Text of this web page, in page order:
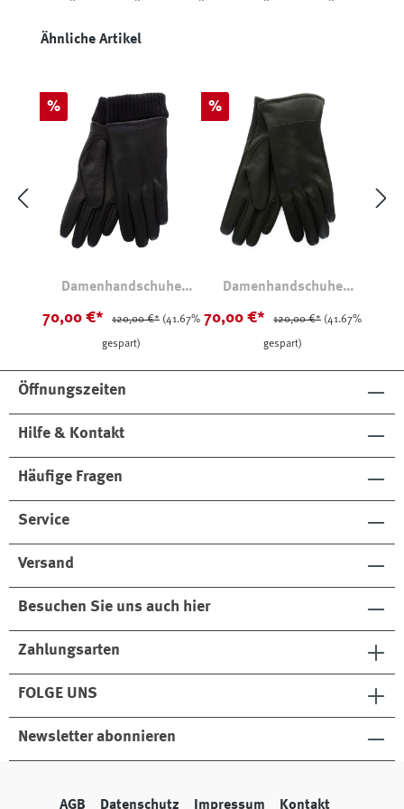
Produktgalerie überspringen
Ähnliche Artikel
Rabatt
%
Damenhandschuhe
70,00 €* 120,00 €* (41.67%
gespart)
Rabatt
%
Damenhandschuhe
70,00 €* 120,00 €* (41.67%
gespart)
Öffnungszeiten
Hilfe & Kontakt
Häufige Fragen
Service
Versand
Besuchen Sie uns auch hier
Zahlungsarten
FOLGE UNS
Newsletter abonnieren
AGB Datenschutz Impressum Kontakt